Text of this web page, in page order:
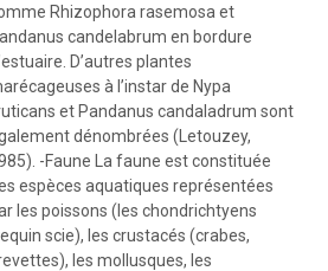
Rhizophora rasemosa et
candelabrum en bordure
D’autres plantes
à l’instar de Nypa
et Pandanus candaladrum sont
dénombrées (Letouzey,
-Faune La faune est constituée
espèces aquatiques représentées
les poissons (les chondrichtyens
scie), les crustacés (crabes,
les mollusques, les